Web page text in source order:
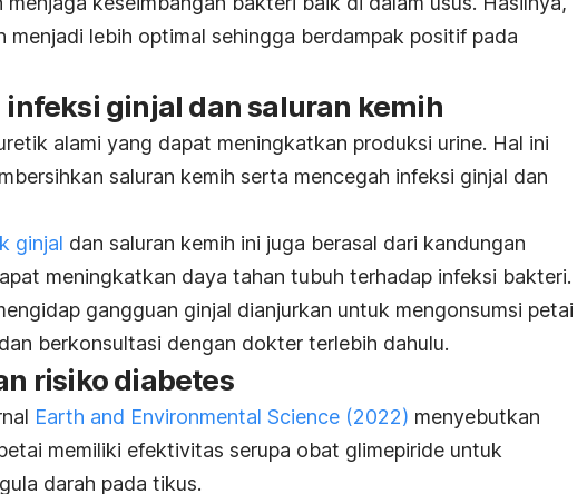
menjadi lebih optimal sehingga berdampak positif pada
infeksi ginjal dan saluran kemih
alami yang dapat meningkatkan produksi urine. Hal ini
saluran kemih serta mencegah infeksi ginjal dan
ginjal dan saluran kemih ini juga berasal dari kandungan
meningkatkan daya tahan tubuh terhadap infeksi bakteri.
gangguan ginjal dianjurkan untuk mengonsumsi petai
berkonsultasi dengan dokter terlebih dahulu.
risiko diabetes
Earth and Environmental Science (2022) menyebutkan
memiliki efektivitas serupa obat glimepiride untuk
darah pada tikus.